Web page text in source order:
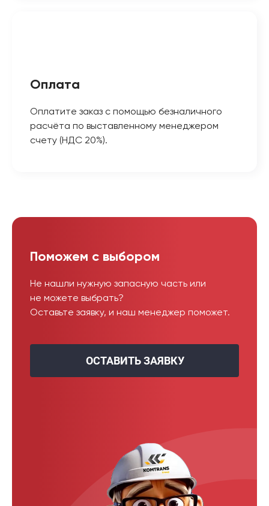
Оплата
Оплатите заказ с помощью безналичного
расчёта по выставленному менеджером
счету (НДС 20%).
Поможем с выбором
Не нашли нужную запасную часть или
не можете выбрать?
Оставьте заявку, и наш менеджер поможет.
ОСТАВИТЬ ЗАЯВКУ